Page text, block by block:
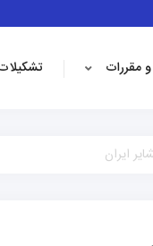
و مقررات
ايران